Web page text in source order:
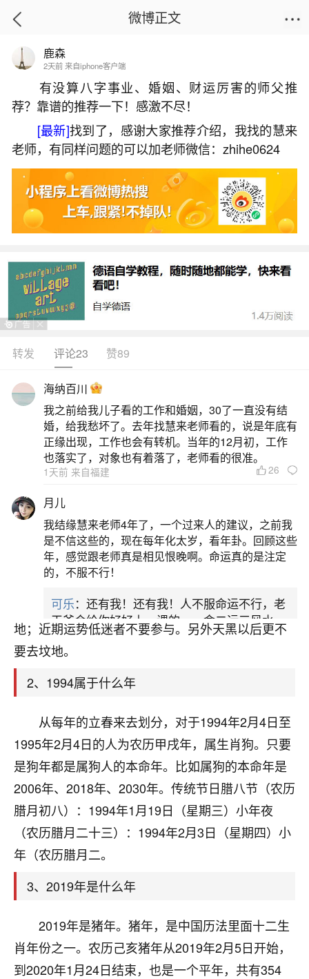
首页
狗年寒衣节出生
2026-05-30 11:59:42 21 10 赞
生活中像狗年寒衣节出生都是很常见的问题，
但是小问题不注意可能会引起大麻烦，下面就这个
问题给大家做一些解读：
1、寒衣节晚上烧纸可以吗？狗年寒衣节出生命
理解析
晚上烧纸是可以的，但是寒衣节烧纸时间最好
是上午。寒衣节终究是一个阴气重的日子，大家难
免会担心晚上在外面沾染上不干净的能量，因此寒
衣节上坟、扫墓，最好在上午九点至十二点间，一
天中阳气最充足的时段，下午不可以去上坟。并且
身体抱恙者最好不要参与，老幼孕妇也不适合去坟
地；近期运势低迷者不要参与。另外天黑以后更不
要去坟地。
2、1994属于什么年
从每年的立春来去划分，对于1994年2月4日至
1995年2月4日的人为农历甲戌年，属生肖狗。只要
是狗年都是属狗人的本命年。比如属狗的本命年是
2006年、2018年、2030年。传统节日腊八节（农历
腊月初八）：1994年1月19日（星期三）小年夜
（农历腊月二十三）：1994年2月3日（星期四）小
年（农历腊月二。
3、2019年是什么年
2019年是猪年。猪年，是中国历法里面十二生
肖年份之一。农历己亥猪年从2019年2月5日开始，
到2020年1月24日结束，也是一个平年，共有354
微博正文
鹿森
2天前 来自iphone客户端
有没算八字事业、婚姻、财运厉害的师父推
荐？靠谱的推荐一下！感激不尽！
[最新]找到了，感谢大家推荐介绍，我找的慧来
老师，有同样问题的可以加老师微信：zhihe0624
转发 评论23 赞89
海纳百川
我之前给我儿子看的工作和婚姻，30了一直没有结
婚，给我愁坏了。去年找慧来老师看的，说是年底有
正缘出现，工作也会有转机。当年的12月初，工作
也落实了，对象也有着落了，老师看的很准。
1天前 来自福建 26
月儿
我结缘慧来老师4年了，一个过来人的建议，之前我
是不信这些的，现在每年化太岁，看年卦。回顾这些
年，感觉跟老师真是相见恨晚啊。命运真的是注定
的，不服不行！
可乐：还有我！还有我！人不服命运不行，老
天爷会给你好好上一课的。一命二运三风水，
哪样不服都不行！
平安是福
心若莲花
我是做餐饮的，这两年，生意屡屡受挫，店开一家关
一家，要么生意不好，生意好的就出事。前些年攒的
家底快败光了，真是倒霉！我也想找人看看到底怎么
鹿森：你可以找老师看看，人有时不服命不行
啊！
太阳当空赵
是我从找店开始都是找慧来老师跟进的，选
址、风水、还有开业日子，哪哪都看了，虽然
刚找老师做了补财库，希望财运更好一点！
2小时前 来自海南